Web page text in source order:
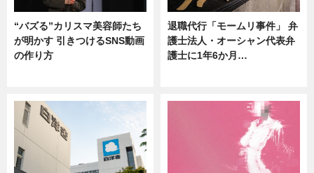
“バズる”カリスマ美容師たち
が明かす 引きつけるSNS動画
の作り方
退職代行「モームリ事件」 弁
護士法人・オーシャン代表弁
護士に1年6か月…